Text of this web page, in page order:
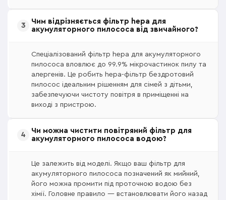
Чим відрізняється фільтр hepa для
акумуляторного пилососа від звичайного?
Спеціалізований фільтр hepa для акумуляторного
пилососа вловлює до 99.9% мікрочастинок пилу та
алергенів. Це робить hepa-фільтр бездротовий
пилосос ідеальним рішенням для сімей з дітьми,
забезпечуючи чистоту повітря в приміщенні на
виході з пристрою.
Чи можна чистити повітряний фільтр для
акумуляторного пилососа водою?
Це залежить від моделі. Якщо ваш фільтр для
акумуляторного пилососа позначений як мийний,
його можна промити під проточною водою без
хімії. Головне правило — встановлювати його назад